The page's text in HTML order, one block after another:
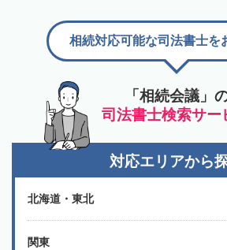
「相続会議」
司法書士検索サー
相続対応可能な司法書士を
対応エリアから
北海道・東北
関東